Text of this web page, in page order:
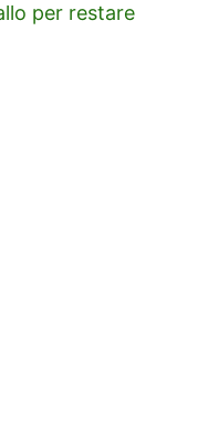
per restare